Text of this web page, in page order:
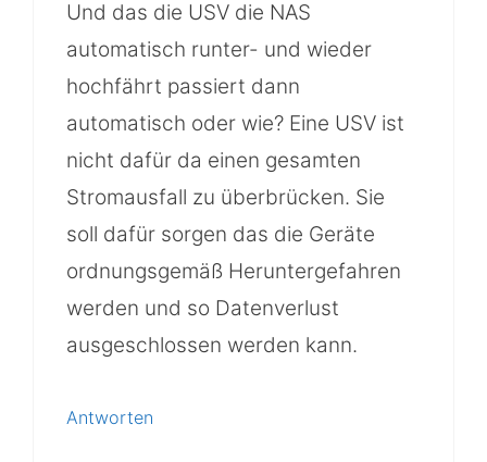
Und das die USV die NAS
automatisch runter- und wieder
hochfährt passiert dann
automatisch oder wie? Eine USV ist
nicht dafür da einen gesamten
Stromausfall zu überbrücken. Sie
soll dafür sorgen das die Geräte
ordnungsgemäß Heruntergefahren
werden und so Datenverlust
ausgeschlossen werden kann.
Antworten